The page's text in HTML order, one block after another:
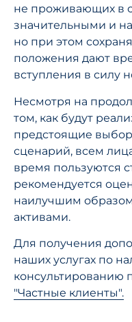
не проживающих в
значительными и
но при этом
положения дают
вступления в силу
Несмотря на
том, как будут
предстоящие
сценарий, всем
время пользуются
рекомендуется
наилучшим
активами.
Для получения
наших услугах по
консультированию
"Частные клиенты".